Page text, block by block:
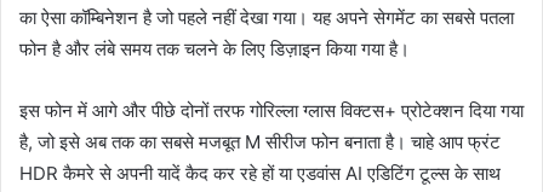
का ऐसा कॉम्बिनेशन है जो पहले नहीं देखा गया। यह अपने सेगमेंट का सबसे पतला
फोन है और लंबे समय तक चलने के लिए डिज़ाइन किया गया है।
इस फोन में आगे और पीछे दोनों तरफ गोरिल्ला ग्लास विक्टस+ प्रोटेक्शन दिया गया
है, जो इसे अब तक का सबसे मजबूत M सीरीज फोन बनाता है। चाहे आप फ्रंट
HDR कैमरे से अपनी यादें कैद कर रहे हों या एडवांस AI एडिटिंग टूल्स के साथ